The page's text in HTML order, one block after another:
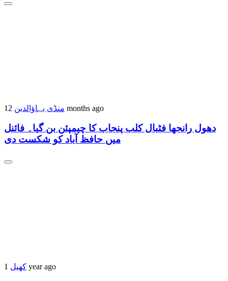
منڈی بہاؤالدین 12 months ago
دھول رانجھا فٹبال کلب پنجاب کا چیمپئن بن گیا۔ فائنل
میں حافظ آباد کو شکست دی
کھیل 1 year ago